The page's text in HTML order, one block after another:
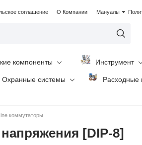
соглашение О Компании Мануалы
компоненты Инструмент
Охранные системы Расходные
коммутаторы
[DIP-8]